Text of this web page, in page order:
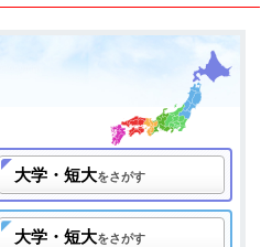
大学・短大をさがす
大学・短大をさがす